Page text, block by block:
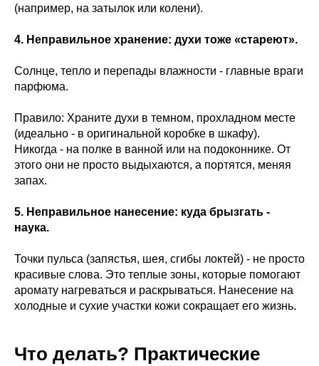
(например, на затылок или колени).
4. Неправильное хранение: духи тоже «стареют».
Солнце, тепло и перепады влажности - главные враги
парфюма.
Правило: Храните духи в темном, прохладном месте
(идеально - в оригинальной коробке в шкафу).
Никогда - на полке в ванной или на подоконнике. От
этого они не просто выдыхаются, а портятся, меняя
запах.
5. Неправильное нанесение: куда брызгать -
наука.
Точки пульса (запястья, шея, сгибы локтей) - не просто
красивые слова. Это теплые зоны, которые помогают
аромату нагреваться и раскрываться. Нанесение на
холодные и сухие участки кожи сокращает его жизнь.
Что делать? Практические